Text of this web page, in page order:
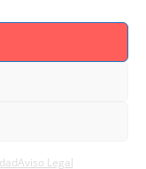
Aviso Legal
Magnific